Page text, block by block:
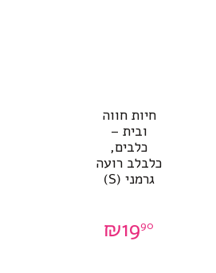
חיות חווה
ובית –
כלבים,
כלבלב רועה
גרמני (S)
₪1990